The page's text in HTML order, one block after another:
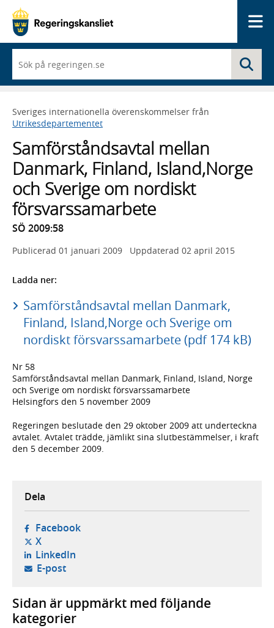
du
börjar
skriva
framträder
en
med
sökförslag
Sveriges internationella överenskommelser från
Utrikesdepartementet
Samförståndsavtal mellan
Danmark, Finland, Island,Norge
och Sverige om nordiskt
försvarssamarbete
SÖ 2009:58
Publicerad 01 januari 2009 Uppdaterad 02 april 2015
Ladda ner:
Samförståndsavtal mellan Danmark,
Finland, Island,Norge och Sverige om
nordiskt försvarssamarbete (pdf 174 kB)
Nr 58
Samförståndsavtal mellan Danmark, Finland, Island, Norge
och Sverige om nordiskt försvarssamarbete
Helsingfors den 5 november 2009
Regeringen beslutade den 29 oktober 2009 att underteckna
avtalet. Avtalet trädde, jämlikt sina slutbestämmelser, i kraft
den 5 december 2009.
Dela
Facebook- öppnas i ny flik, extern webbplats,
X- öppnas i ny flik, extern webbplats,
LinkedIn- öppnas i ny flik, extern webbplats,
E-post- öppnar din e-postklient,
Sidan är uppmärkt med följande
kategorier